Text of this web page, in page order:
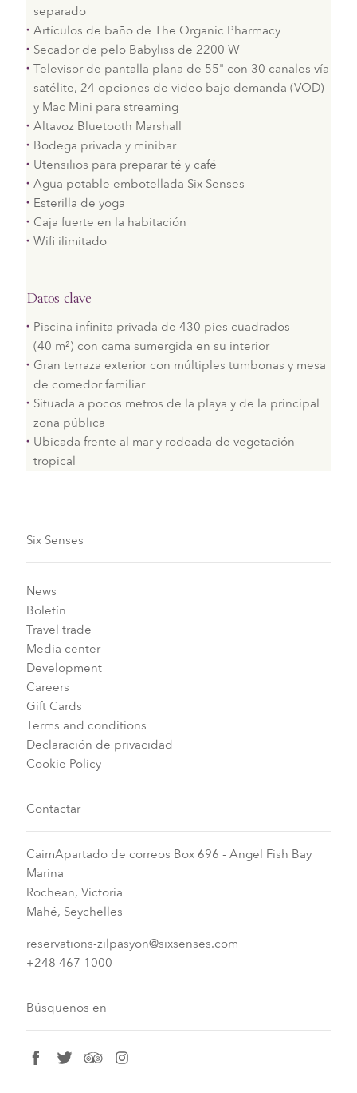
separado
Artículos de baño de The Organic Pharmacy
Secador de pelo Babyliss de 2200 W
Televisor de pantalla plana de 55" con 30 canales vía
satélite, 24 opciones de video bajo demanda (VOD)
y Mac Mini para streaming
Altavoz Bluetooth Marshall
Bodega privada y minibar
Utensilios para preparar té y café
Agua potable embotellada Six Senses
Esterilla de yoga
Caja fuerte en la habitación
Wifi ilimitado
Datos clave
Piscina infinita privada de 430 pies cuadrados
(40 m²) con cama sumergida en su interior
Gran terraza exterior con múltiples tumbonas y mesa
de comedor familiar
Situada a pocos metros de la playa y de la principal
zona pública
Ubicada frente al mar y rodeada de vegetación
tropical
Six Senses
News
Boletín
Travel trade
Media center
Development
Careers
Gift Cards
Terms and conditions
Declaración de privacidad
Cookie Policy
Contactar
CaimApartado de correos Box 696 - Angel Fish Bay
Marina
Rochean, Victoria
Mahé, Seychelles
reservations-zilpasyon@sixsenses.com
+248 467 1000
Búsquenos en
facebook
twitter tripadvisor